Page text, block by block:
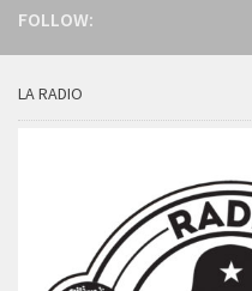
FOLLOW:
LA RADIO